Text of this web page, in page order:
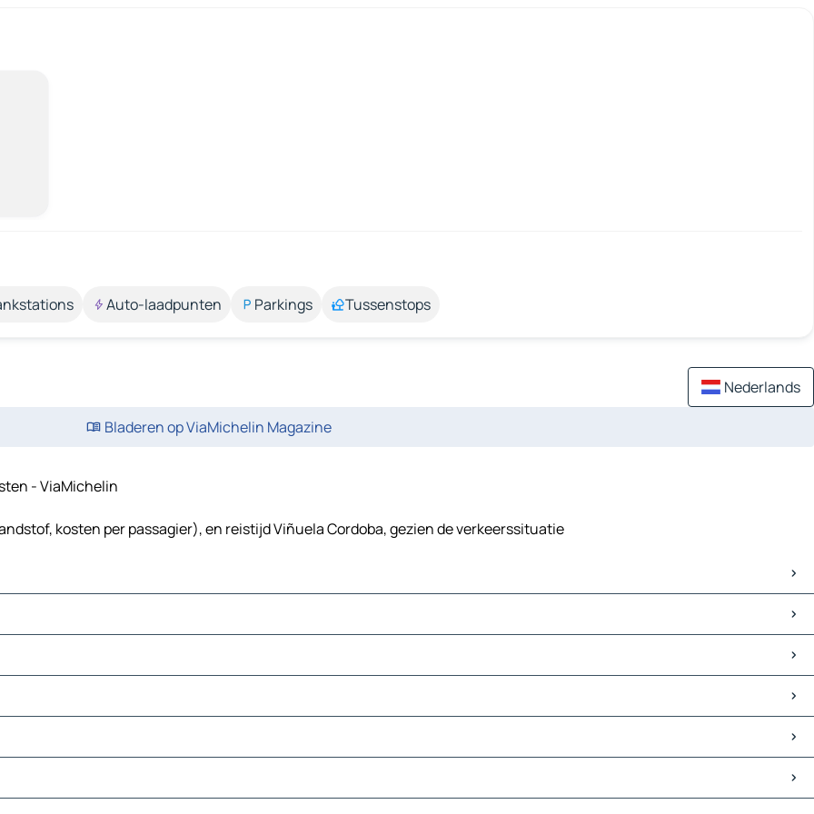
Auto-laadpunten Parkings Tussenstops
Nederlands
Bladeren op ViaMichelin Magazine
- ViaMichelin
kosten per passagier), en reistijd Viñuela Cordoba, gezien de verkeerssituatie